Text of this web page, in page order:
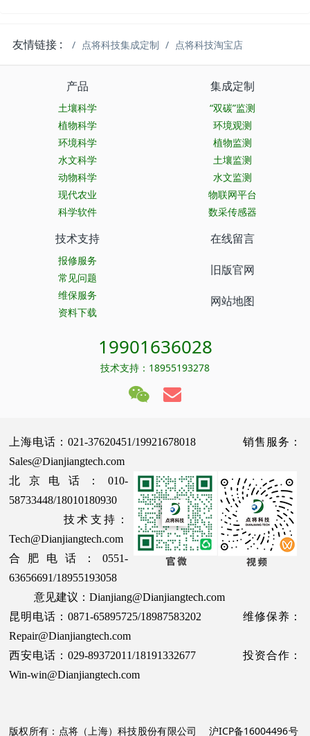
友情链接 : 点将科技集成定制 点将科技淘宝店
产品
土壤科学
植物科学
环境科学
水文科学
动物科学
现代农业
科学软件
集成定制
“双碳”监测
环境观测
植物监测
土壤监测
水文监测
物联网平台
数采传感器
技术支持
报修服务
常见问题
维保服务
资料下载
在线留言
旧版官网
网站地图
19901636028
技术支持：18955193278
上海电话：021-37620451/19921678018 销售服务：
Sales@Dianjiangtech.com
北京电话：010-
58733448/18010180930
技术支持：
Tech@Dianjiangtech.com
合肥电话：0551-
63656691/18955193058
意见建议：Dianjiang@Dianjiangtech.com
昆明电话：0871-65895725/18987583202 维修保养：
Repair@Dianjiangtech.com
西安电话：029-89372011/18191332677 投资合作：
Win-win@Dianjiangtech.com
版权所有：点将（上海）科技股份有限公司 沪ICP备16004496号